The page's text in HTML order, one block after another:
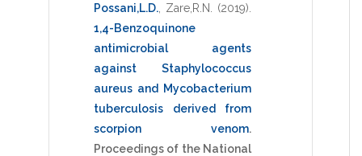
Possani,L.D.
Zare,R.N. (2019)
1,4-Benzoquinone
antimicrobial agents
against Staphylococcus
aureus and Mycobacterium
tuberculosis derived from
scorpion venom.
Proceedings of the National